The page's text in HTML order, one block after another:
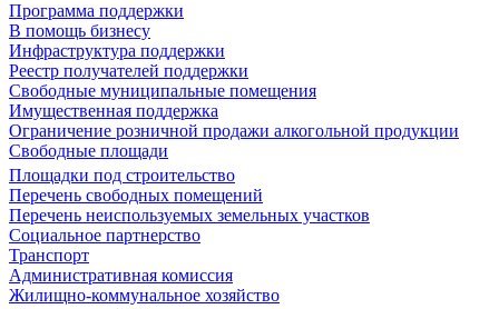
Программа поддержки
В помощь бизнесу
Инфраструктура поддержки
Реестр получателей поддержки
Свободные муниципальные помещения
Имущественная поддержка
Ограничение розничной продажи алкогольной продукции
Свободные площади
Площадки под строительство
Перечень свободных помещений
Перечень неиспользуемых земельных участков
Социальное партнерство
Транспорт
Административная комиссия
Жилищно-коммунальное хозяйство